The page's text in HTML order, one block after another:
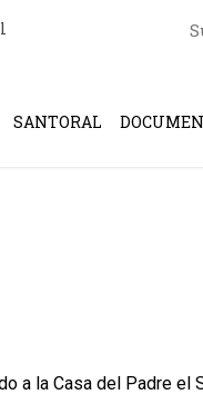
SANTORAL
a la Casa del Padre el